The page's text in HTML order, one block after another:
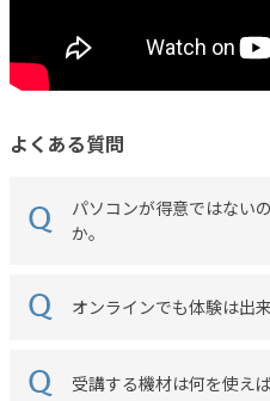
よくある質問
パソコンが得意ではない
か。
オンラインでも体験は出
受講する機材は何を使え